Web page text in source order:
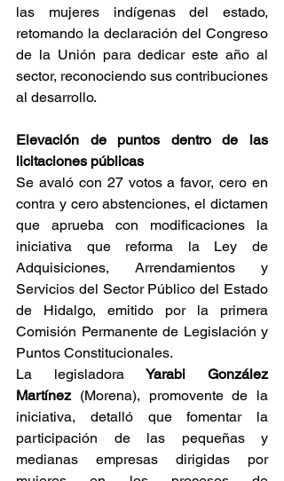
las mujeres indígenas del estado,
retomando la declaración del Congreso
de la Unión para dedicar este año al
sector, reconociendo sus contribuciones
al desarrollo.
Elevación de puntos dentro de las
licitaciones públicas
Se avaló con 27 votos a favor, cero en
contra y cero abstenciones, el dictamen
que aprueba con modificaciones la
iniciativa que reforma la Ley de
Adquisiciones, Arrendamientos y
Servicios del Sector Público del Estado
de Hidalgo, emitido por la primera
Comisión Permanente de Legislación y
Puntos Constitucionales.
La legisladora Yarabi González
Martínez (Morena), promovente de la
iniciativa, detalló que fomentar la
participación de las pequeñas y
medianas empresas dirigidas por